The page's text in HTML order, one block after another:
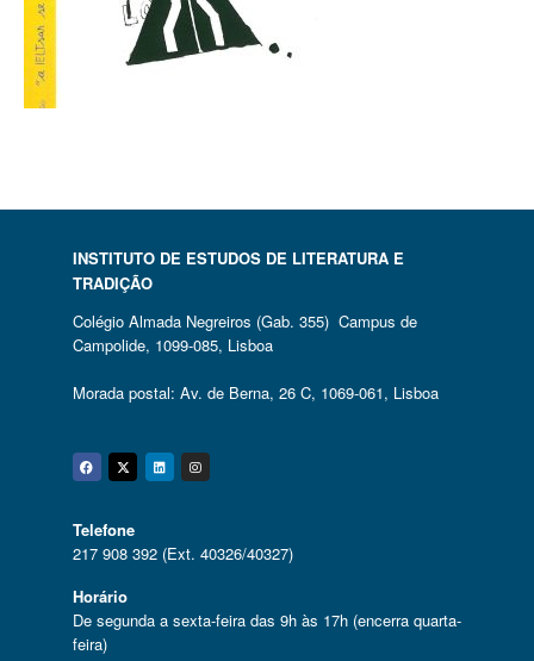
INSTITUTO DE ESTUDOS DE LITERATURA E
TRADIÇÃO
Colégio Almada Negreiros (Gab. 355) Campus de
Campolide, 1099-085, Lisboa
Morada postal: Av. de Berna, 26 C, 1069-061, Lisboa
Facebook
Twitter
Linkedin
Instagram
Telefone
217 908 392 (Ext. 40326/40327)
Horário
De segunda a sexta-feira das 9h às 17h (encerra quarta-
feira)